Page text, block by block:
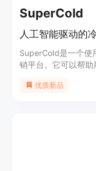
SuperCold
人工智能驱动的
SuperCold是一个使
销平台。它可以帮
生成个性化的外呼
优质新品